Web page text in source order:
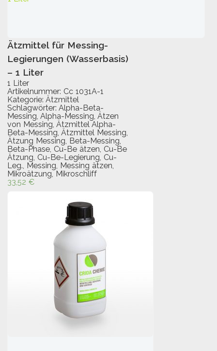
IN DEN WARENKORB
Ätzmittel für Messing-
Legierungen (Wasserbasis)
– 1 Liter
1 Liter
Artikelnummer: Cc 1031A-1
Kategorie: Ätzmittel
Schlagwörter: Alpha-Beta-
Messing, Alpha-Messing, Ätzen
von Messing, Ätzmittel Alpha-
Beta-Messing, Ätzmittel Messing,
Ätzung Messing, Beta-Messing,
Beta-Phase, Cu-Be ätzen, Cu-Be
Ätzung, Cu-Be-Legierung, Cu-
Leg., Messing, Messing ätzen,
Mikroätzung, Mikroschliff
33,52 €